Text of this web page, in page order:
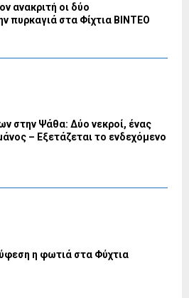
ανακριτή οι δύο
πυρκαγιά στα Φίχτια ΒΙΝΤΕΟ
στην Ψάθα: Δύο νεκροί, ένας
– Εξετάζεται το ενδεχόμενο
ύφεση η φωτιά στα Φύχτια